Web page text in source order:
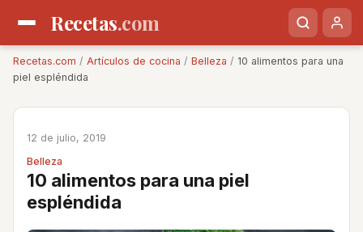
Recetas.com
Recetas.com / Artículos de cocina / Belleza / 10 alimentos para una
piel espléndida
12 de julio, 2019
Belleza
10 alimentos para una piel
espléndida